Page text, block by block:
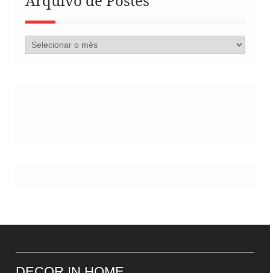
Arquivo
de